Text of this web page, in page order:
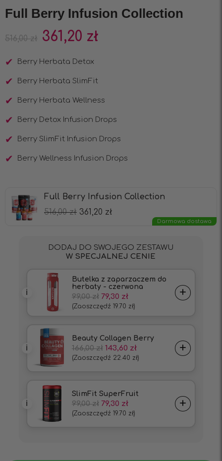
Full Berry Infusion Collection
516,00zł 361,20 zł
Berry Herbata Detox
Berry Herbata SlimFit
Berry Herbata Wellness
Berry Detox Infusion Drops
Berry SlimFit Infusion Drops
Berry Wellness Infusion Drops
Full Berry Infusion Collection
516,00zł 361,20 zł
Darmowa dostawa